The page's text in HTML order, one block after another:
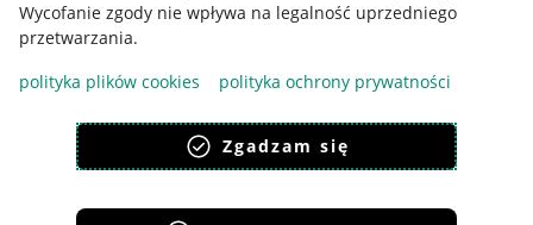
Wycofanie zgody nie wpływa na legalność uprzedniego
przetwarzania.
polityka plików cookies
polityka ochrony prywatności
Zgadzam się